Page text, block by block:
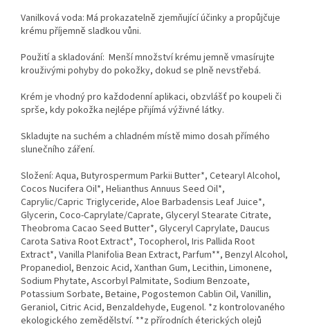
Vanilková voda: Má prokazatelně zjemňující účinky a propůjčuje
krému příjemně sladkou vůni.
Použití a skladování: Menší množství krému jemně vmasírujte
krouživými pohyby do pokožky, dokud se plně nevstřebá.
Krém je vhodný pro každodenní aplikaci, obzvlášť po koupeli či
sprše, kdy pokožka nejlépe přijímá výživné látky.
Skladujte na suchém a chladném místě mimo dosah přímého
slunečního záření.
Složení: Aqua, Butyrospermum Parkii Butter*, Cetearyl Alcohol,
Cocos Nucifera Oil*, Helianthus Annuus Seed Oil*,
Caprylic/Capric Triglyceride, Aloe Barbadensis Leaf Juice*,
Glycerin, Coco-Caprylate/Caprate, Glyceryl Stearate Citrate,
Theobroma Cacao Seed Butter*, Glyceryl Caprylate, Daucus
Carota Sativa Root Extract*, Tocopherol, Iris Pallida Root
Extract*, Vanilla Planifolia Bean Extract, Parfum**, Benzyl Alcohol,
Propanediol, Benzoic Acid, Xanthan Gum, Lecithin, Limonene,
Sodium Phytate, Ascorbyl Palmitate, Sodium Benzoate,
Potassium Sorbate, Betaine, Pogostemon Cablin Oil, Vanillin,
Geraniol, Citric Acid, Benzaldehyde, Eugenol. *z kontrolovaného
ekologického zemědělství. **z přírodních éterických olejů